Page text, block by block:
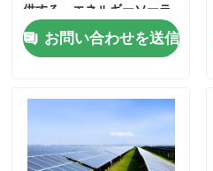
プロダクト
私達について
供する、エネルギーソーラ
ーパネル取り付けブラケッ
ト
お問い合わせを送信